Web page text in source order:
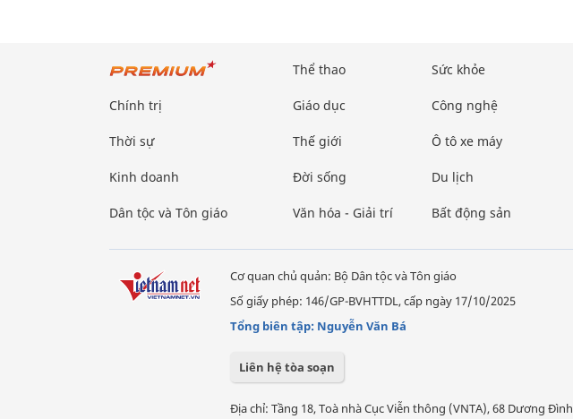
Chính trị
Thời sự
Kinh doanh
Dân tộc và Tôn giáo
Thể thao
Giáo dục
Thế giới
Đời sống
Văn hóa - Giải trí
Sức khỏe
Công nghệ
Ô tô xe máy
Du lịch
Bất động sản
Cơ quan chủ quản: Bộ Dân tộc và Tôn giáo
Số giấy phép: 146/GP-BVHTTDL, cấp ngày 17/10/2025
Tổng biên tập: Nguyễn Văn Bá
Liên hệ tòa soạn
Địa chỉ: Tầng 18, Toà nhà Cục Viễn thông (VNTA), 68 Dương Đình